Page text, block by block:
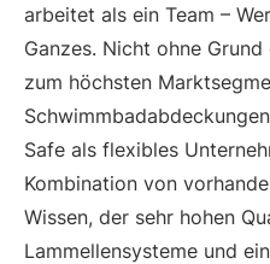
arbeitet als ein Team –
Ganzes. Nicht ohne
zum höchsten
Safe als flexibles
Kombination von
Wissen, der sehr hohen
Lammellensysteme und